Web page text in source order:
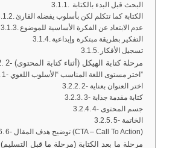
البحث قبل البدء بالكتابة
الكتابة كما تتكلم لكن بأسلوب يفضله القارئ
عدم الابتعاد عن الفكرة الأساسية للموضوع
التفكير بطريقة مبتكرة وإبداعية
تسجيل الأفكار
2- مرحلة كتابة الهيكل (أثناء كتابة المحتوى)
1- اختر مستوى اللغة المناسب “الأسلوب اللغوي”
2- اختر العنوان بعناية
3- كتابة مقدمة جذابة
4- جسم المحتوى
5- الخاتمة
6- توضيح هدف المقال (CTA – Call To Action)
3- مرحلة ما بعد الكتابة (مرحلة ما قبل التسليم)